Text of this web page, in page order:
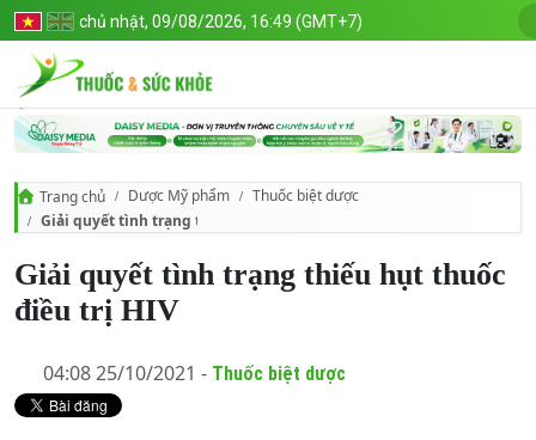
chủ nhật, 09/08/2026, 16:49 (GMT+7)
Trang chủ Dược Mỹ phẩm
Thuốc biệt dược
Giải quyết tình trạng thiếu hụt thuốc điều trị HIV
Giải quyết tình trạng thiếu hụt thuốc
điều trị HIV
04:08 25/10/2021 - Thuốc biệt dược